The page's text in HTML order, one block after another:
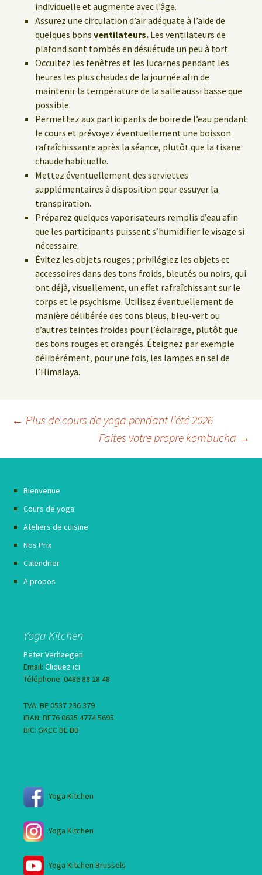
individuelle et augmente avec l’âge.
Assurez une circulation d’air adéquate à l’aide de
quelques bons ventilateurs. Les ventilateurs de
plafond sont tombés en désuétude un peu à tort.
Occultez les fenêtres et les lucarnes pendant les
heures les plus chaudes de la journée afin de
maintenir la température de la salle aussi basse que
possible.
Permettez aux participants de boire de l’eau pendant
le cours et prévoyez éventuellement une boisson
rafraîchissante après la séance, plutôt que la tisane
chaude habituelle.
Mettez éventuellement des serviettes
supplémentaires à disposition pour essuyer la
transpiration.
Préparez quelques vaporisateurs remplis d’eau afin
que les participants puissent s’humidifier le visage si
nécessaire.
Évitez les objets rouges ; privilégiez les objets et
accessoires dans des tons froids, bleutés ou noirs, qui
ont déjà, visuellement, un effet rafraîchissant sur le
corps et le psychisme. Utilisez éventuellement de
manière délibérée des tons bleus, bleu-vert ou
d’autres teintes froides pour l’éclairage, plutôt que
des tons rouges et orangés. Éteignez par exemple
délibérément, pour une fois, les lampes en sel de
l’Himalaya.
Navigation
des
← Plus de cours de yoga pendant l’été 2026
Faites votre propre kombucha →
Bienvenue
Cours de yoga
Ateliers de cuisine
Nos Prix
Calendrier
A propos
Yoga Kitchen
Peter Verhaegen
Email: Cliquez ici
Téléphone: 0486 88 28 48
TVA: BE 0537 236 379
IBAN: BE76 0635 4774 5695
BIC: GKCC BE BB
Yoga Kitchen
Yoga Kitchen
Yoga Kitchen Brussels